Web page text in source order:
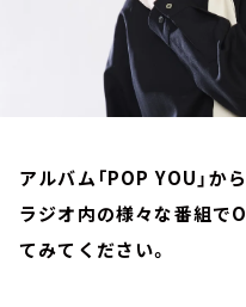
アルバム「POP YOU」か
ラジオ内の様々な番組で
てみてください。